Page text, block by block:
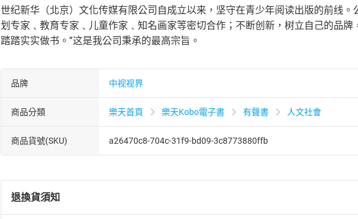
世纪新华（北京）文化传媒有限公司自成立以来，坚守在青少年阅读出版的前线
划专家﹑教育专家﹑儿童作家﹑知名画家等密切合作；不断创新，树立自己的品
踏踏实实做书。”这是我公司秉承的最高宗旨。
品牌 中视视界
商品分類 樂天首頁 樂天Kobo電子書 有聲書 人文社會
商品貨號(SKU) a26470c8-704c-31f9-bd09-3c8773880ffb
退換貨須知